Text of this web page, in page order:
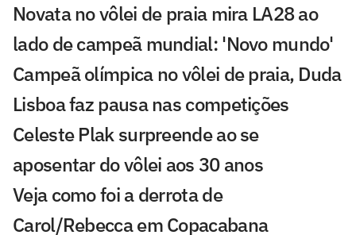
Novata no vôlei de praia mira LA28 ao
lado de campeã mundial: 'Novo mundo'
Campeã olímpica no vôlei de praia, Duda
Lisboa faz pausa nas competições
Celeste Plak surpreende ao se
aposentar do vôlei aos 30 anos
Veja como foi a derrota de
Carol/Rebecca em Copacabana